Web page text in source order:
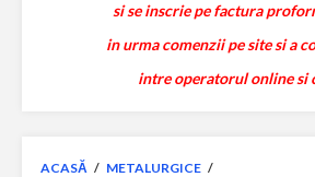
si se inscrie pe factura
in urma comenzii pe site si a
intre operatorul online si
ACASĂ / METALURGICE /